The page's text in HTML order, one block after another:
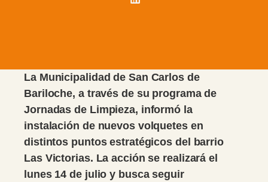
La Municipalidad de San Carlos de
Bariloche, a través de su programa de
Jornadas de Limpieza, informó la
instalación de nuevos volquetes en
distintos puntos estratégicos del barrio
Las Victorias. La acción se realizará el
lunes 14 de julio y busca seguir